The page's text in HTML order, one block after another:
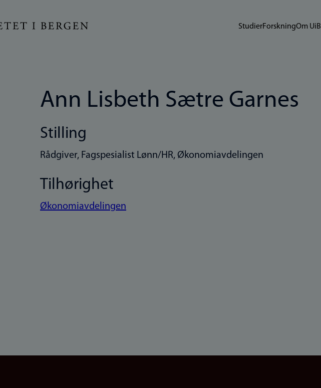
StudierForskningOm UiB
Ann Lisbeth Sætre Garnes
Stilling
Rådgiver, Fagspesialist Lønn/HR, Økonomiavdelingen
Tilhørighet
Økonomiavdelingen